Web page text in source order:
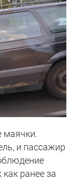
маячки.
и пассажир
ранее за